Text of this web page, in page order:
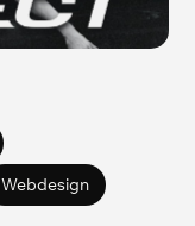
Webdesign